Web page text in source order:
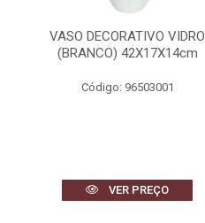
VASO DECORATIVO VIDRO
(BRANCO) 42X17X14cm
Código: 96503001
VER PREÇO